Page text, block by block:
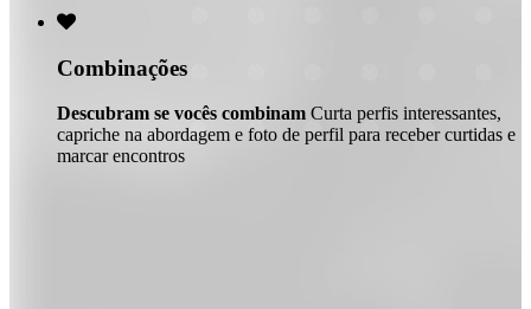

Combinações
Descubram se vocês combinam Curta perfis interessantes,
capriche na abordagem e foto de perfil para receber curtidas e
marcar encontros